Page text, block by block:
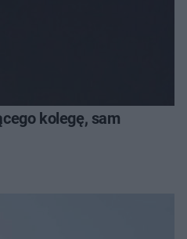
kolegę, sam